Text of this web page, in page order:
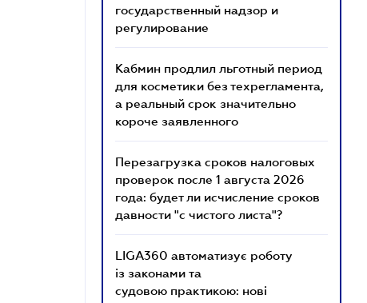
государственный надзор и
регулирование
Кабмин продлил льготный период
для косметики без техрегламента,
а реальный срок значительно
короче заявленного
Перезагрузка сроков налоговых
проверок после 1 августа 2026
года: будет ли исчисление сроков
давности "с чистого листа"?
LIGA360 автоматизує роботу
із законами та
судовою практикою: нові